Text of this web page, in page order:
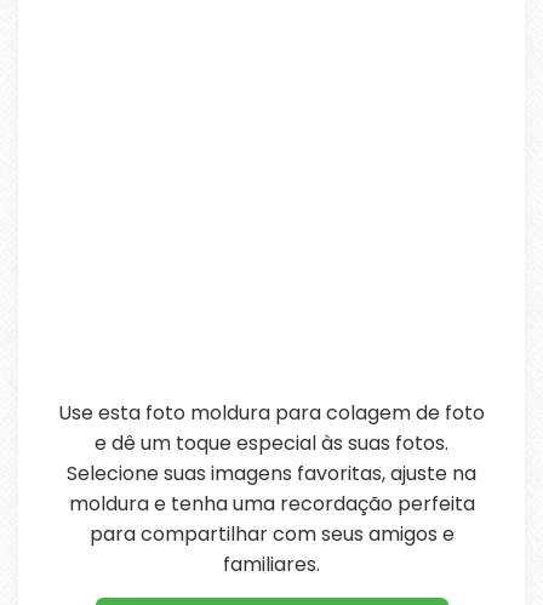
Use esta foto moldura para colagem de foto
e dê um toque especial às suas fotos.
Selecione suas imagens favoritas, ajuste na
moldura e tenha uma recordação perfeita
para compartilhar com seus amigos e
familiares.